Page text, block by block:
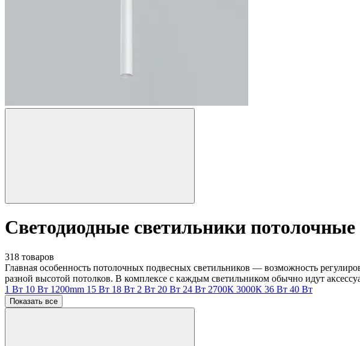
Светодиодные светильники потолочные
318 товаров
Главная особенность потолочных подвесных светильников — возможность
разной высотой потолков. В комплексе с каждым светильником обычно идут
1 Вт 10 Вт 1200mm 15 Вт 18 Вт 2 Вт 20 Вт 24 Вт 2700К 3000К 36 Вт 40 Вт
Показать все